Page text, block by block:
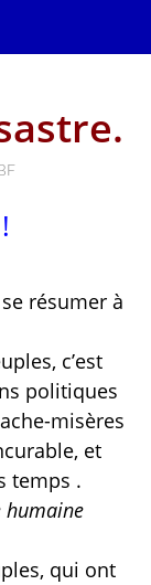
BF
résumer à
c’est
politiques
misères
et
temps .
humaine
qui ont